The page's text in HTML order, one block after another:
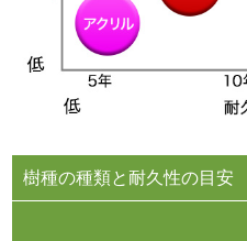
樹種の種類と耐久性の目安